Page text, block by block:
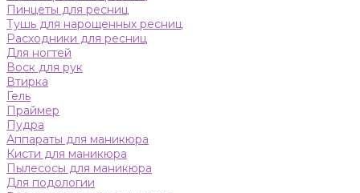
Пинцеты для ресниц
Тушь для нарощенных ресниц
Расходники для ресниц
Для ногтей
Воск для рук
Втирка
Гель
Праймер
Пудра
Аппараты для маникюра
Кисти для маникюра
Пылесосы для маникюра
Для подологии